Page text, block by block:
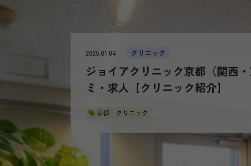
2025.01.04 クリニック
ジョイアクリニック京都（関西
ミ・求人【クリニック紹介】
京都 クリニック